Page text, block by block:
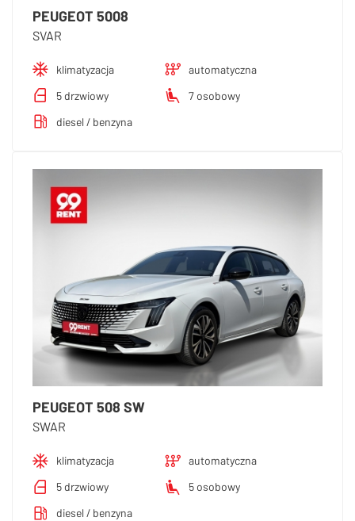
PEUGEOT 5008
SVAR
klimatyzacja
automatyczna
5 drzwiowy
7 osobowy
diesel / benzyna
PEUGEOT 508 SW
SWAR
klimatyzacja
automatyczna
5 drzwiowy
5 osobowy
diesel / benzyna